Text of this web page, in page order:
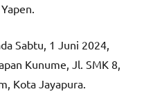
Sabtu, 1 Juni 2024,
Kunume, Jl. SMK 8,
Kota Jayapura.